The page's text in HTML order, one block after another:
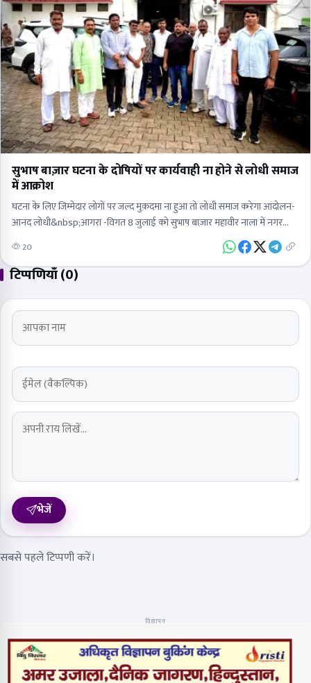
सुभाष बाज़ार घटना के दोषियों पर कार्यवाही ना होने से लोधी समाज
में आक्रोश
घटना के लिए जिम्मेदार लोगों पर जल्द मुक़दमा ना हुआ तो लोधी समाज करेगा आंदोलन-
आनंद लोधी&nbsp;आगरा -विगत 8 जुलाई को सुभाष बाज़ार महावीर नाला में नगर
निगम…20
टिप्पणियाँ (0)
भेजें
सबसे पहले टिप्पणी करें।
विज्ञापन